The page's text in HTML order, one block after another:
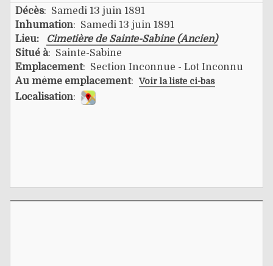
Décès: Samedi 13 juin 1891
Inhumation: Samedi 13 juin 1891
Lieu:
Cimetière de Sainte-Sabine (Ancien)
Situé à: Sainte-Sabine
Emplacement: Section Inconnue - Lot Inconnu
Au même emplacement: Voir la liste ci-bas
Localisation: